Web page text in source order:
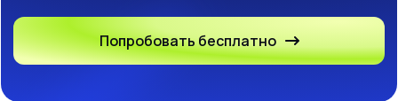
Попробовать бесплатно